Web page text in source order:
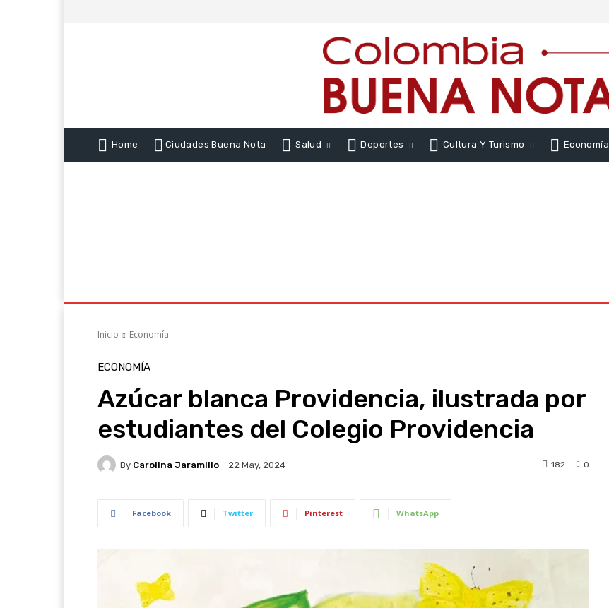
Home Ciudades Buena Nota Salud Deportes Cultura Y Turismo Economía
Inicio Economía
ECONOMÍA
Azúcar blanca Providencia, ilustrada por
estudiantes del Colegio Providencia
By Carolina Jaramillo 22 May, 2024 0
182
Facebook Twitter Pinterest WhatsApp